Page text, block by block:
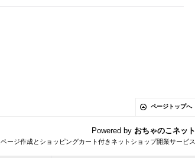
ページトップへ
Powered by おちゃのこネット
ージ作成とショッピングカート付きネットショップ開業サービス